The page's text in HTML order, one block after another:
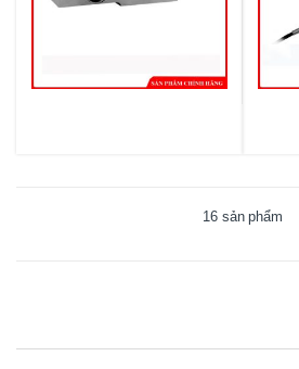
16 sản phẩm